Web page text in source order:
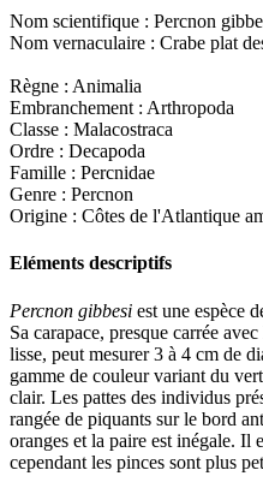
Nom scientifique : Percnon
Nom vernaculaire : Crabe plat
Règne : Animalia
Embranchement : Arthropoda
Classe : Malacostraca
Ordre : Decapoda
Famille : Percnidae
Genre : Percnon
Origine : Côtes de l'Atlantique
Eléments descriptifs
Percnon gibbesi est une espèce
Sa carapace, presque carrée
lisse, peut mesurer 3 à 4 cm de
gamme de couleur variant du
clair. Les pattes des individus
rangée de piquants sur le bord
oranges et la paire est inégale. Il
cependant les pinces sont plus